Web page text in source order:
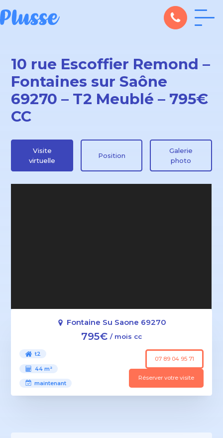
10 rue Escoffier Remond –
Fontaines sur Saône
69270 – T2 Meublé – 795€
CC
Visite
virtuelle
Position
Galerie
photo
Fontaine Su Saone 69270
795€ / mois cc
t2
44 m²
maintenant
07 89 04 95 71
Réserver votre visite